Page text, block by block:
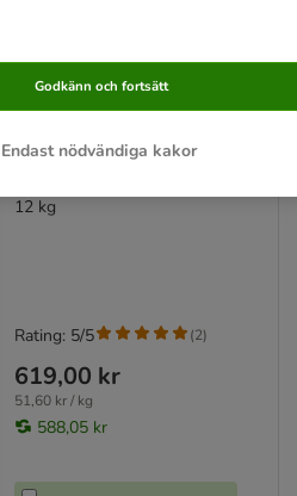
2 varianter
Bozita Robur Adult Light
12 kg
619,00 kr
51,60 kr / kg
588,05 kr
Rating: 5/5 (2)
Endast nödvändiga kakor
Godkänn och fortsätt